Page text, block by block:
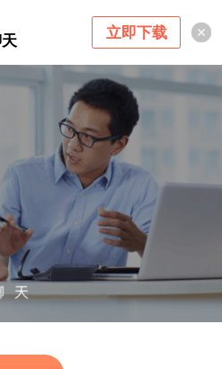
立即下载